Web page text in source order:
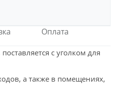
Оплата
с уголком для
а также в помещениях,